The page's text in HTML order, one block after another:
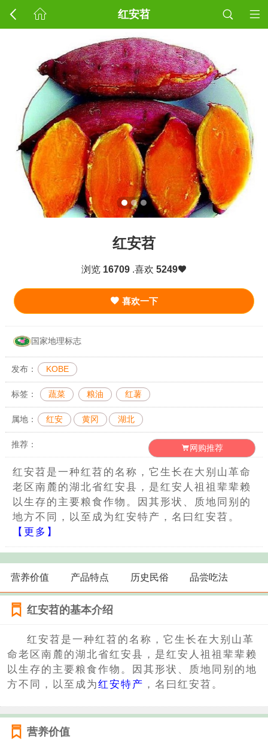
红安苕
红安苕
浏览 16709.喜欢 5249
喜欢一下
国家地理标志
发布： KOBE
标签： 蔬菜 粮油 红薯
属地： 红安 黄冈 湖北
推荐： 网购推荐
红安苕是一种红苕的名称，它生长在大别山革命
老区南麓的湖北省红安县，是红安人祖祖辈辈赖
以生存的主要粮食作物。因其形状、质地同别的
地方不同，以至成为红安特产，名曰红安苕。
【更多】
营养价值 产品特点 历史民俗 品尝吃法
红安苕的基本介绍
红安苕是一种红苕的名称，它生长在大别山革
命老区南麓的湖北省红安县，是红安人祖祖辈辈赖
以生存的主要粮食作物。因其形状、质地同别的地
方不同，以至成为红安特产 ，名曰红安苕。
营养价值